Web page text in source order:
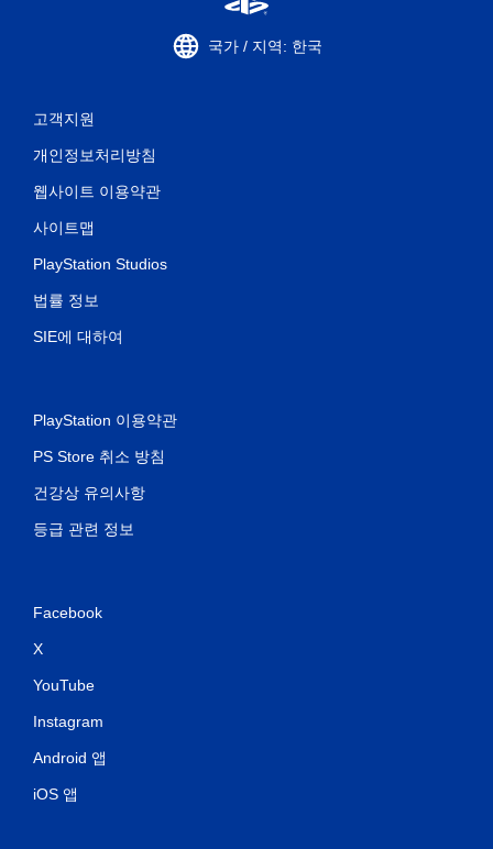
국가 / 지역: 한국
고객지원
개인정보처리방침
웹사이트 이용약관
사이트맵
PlayStation Studios
법률 정보
SIE에 대하여
PlayStation 이용약관
PS Store 취소 방침
건강상 유의사항
등급 관련 정보
Facebook
X
YouTube
Instagram
Android 앱
iOS 앱